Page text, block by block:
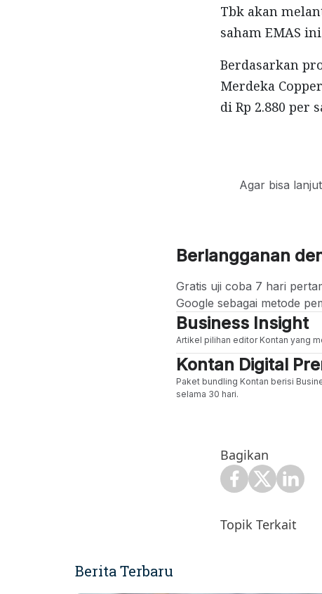
Tbk akan
saham EMAS
Berdasarkan
Merdeka
di Rp 2.880 per
Agar bisa
Berlangganan
Gratis uji coba 7 hari
Google sebagai metode
Business Insight
Artikel pilihan editor Kontan yang
Kontan Digital
Paket bundling Kontan berisi
selama 30 hari.
Bagikan
Topik Terkait
Berita Terbaru